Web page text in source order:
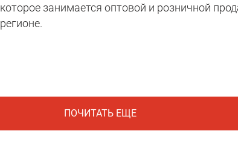
которое занимается оптовой и розничной
регионе.
ПОЧИТАТЬ ЕЩЕ